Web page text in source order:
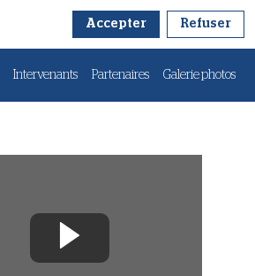
Intervenants Partenaires Galerie photos
Accepter Refuser